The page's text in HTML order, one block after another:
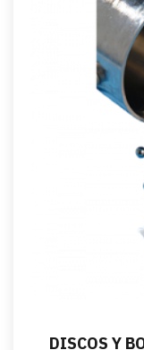
DISCOS Y